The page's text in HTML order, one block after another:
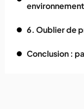
6. Oublier de
Conclusion :